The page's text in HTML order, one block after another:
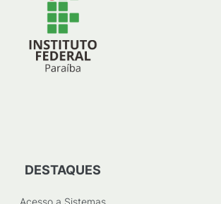
DESTAQUES
Acesso a Sistemas